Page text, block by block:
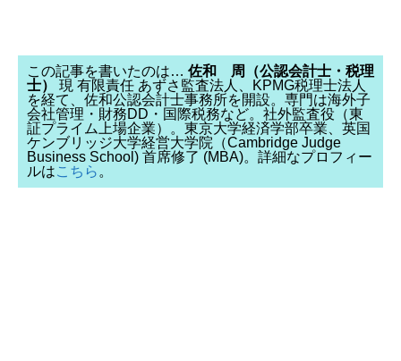
この記事を書いたのは… 佐和 周（公認会計士・税理
士）
現 有限責任 あずさ監査法人、KPMG税理士法人
を経て、佐和公認会計士事務所を開設。専門は海外子
会社管理・財務DD・国際税務など。社外監査役（東
証プライム上場企業）。東京大学経済学部卒業、英国
ケンブリッジ大学経営大学院（Cambridge Judge
Business School) 首席修了 (MBA)。詳細なプロフィー
ルはこちら。